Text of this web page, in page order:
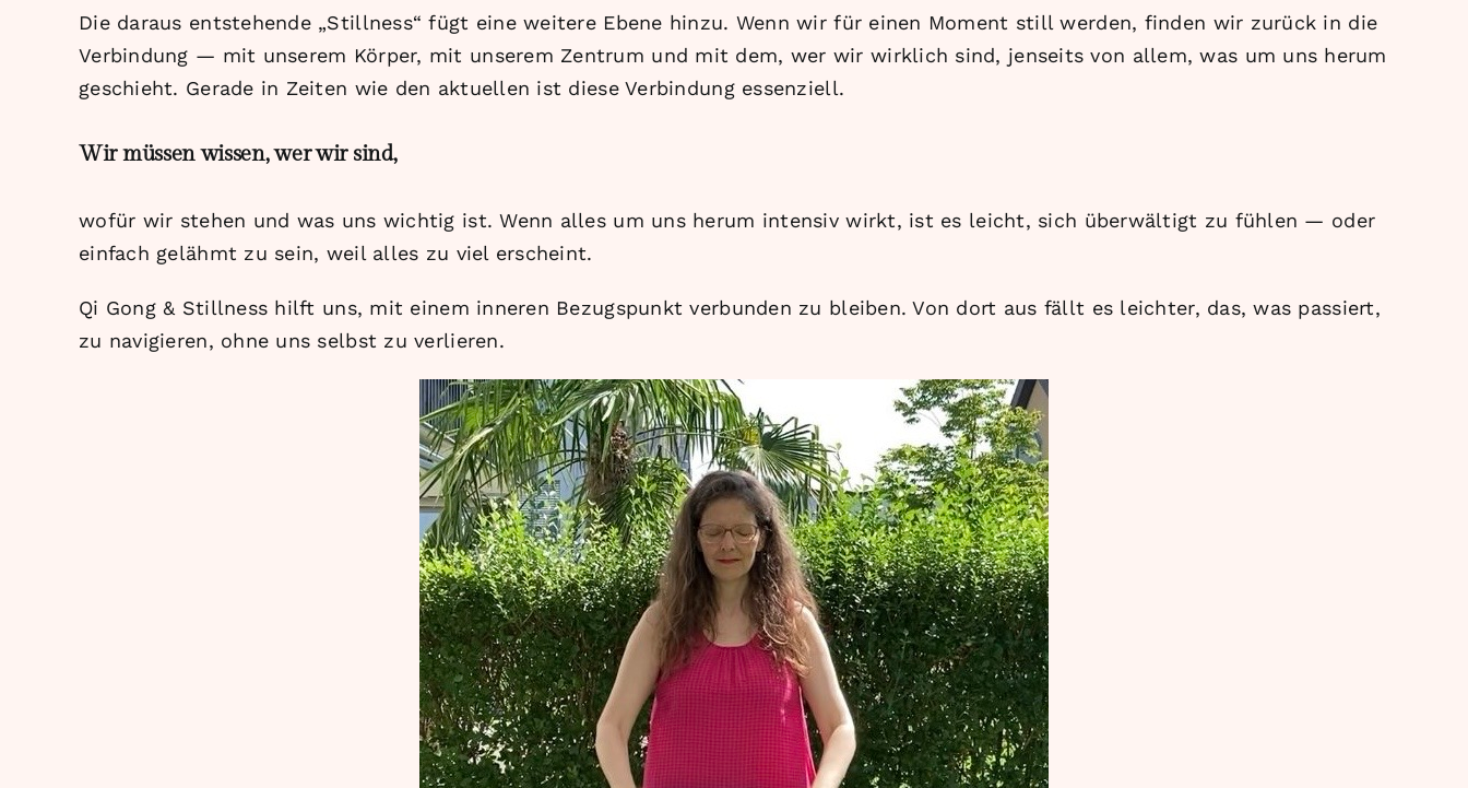
Die daraus entstehende „Stillness“ fügt eine weitere Ebene hinzu. Wenn wir für einen Moment still werden, finden wir zurück in die
Verbindung — mit unserem Körper, mit unserem Zentrum und mit dem, wer wir wirklich sind, jenseits von allem, was um uns herum
geschieht. Gerade in Zeiten wie den aktuellen ist diese Verbindung essenziell.
Wir müssen wissen, wer wir sind,
wofür wir stehen und was uns wichtig ist. Wenn alles um uns herum intensiv wirkt, ist es leicht, sich überwältigt zu fühlen — oder
einfach gelähmt zu sein, weil alles zu viel erscheint.
Qi Gong & Stillness hilft uns, mit einem inneren Bezugspunkt verbunden zu bleiben. Von dort aus fällt es leichter, das, was passiert,
zu navigieren, ohne uns selbst zu verlieren.